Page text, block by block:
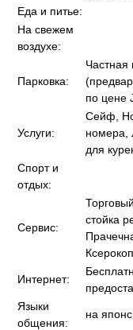
Еда и питье:
На свежем
воздухе:
Парковка:
Частная
по цене
Услуги:
Сейф,
номера,
для
Спорт и
отдых:
Сервис:
стойка
Интернет:
Языки
общения:
на